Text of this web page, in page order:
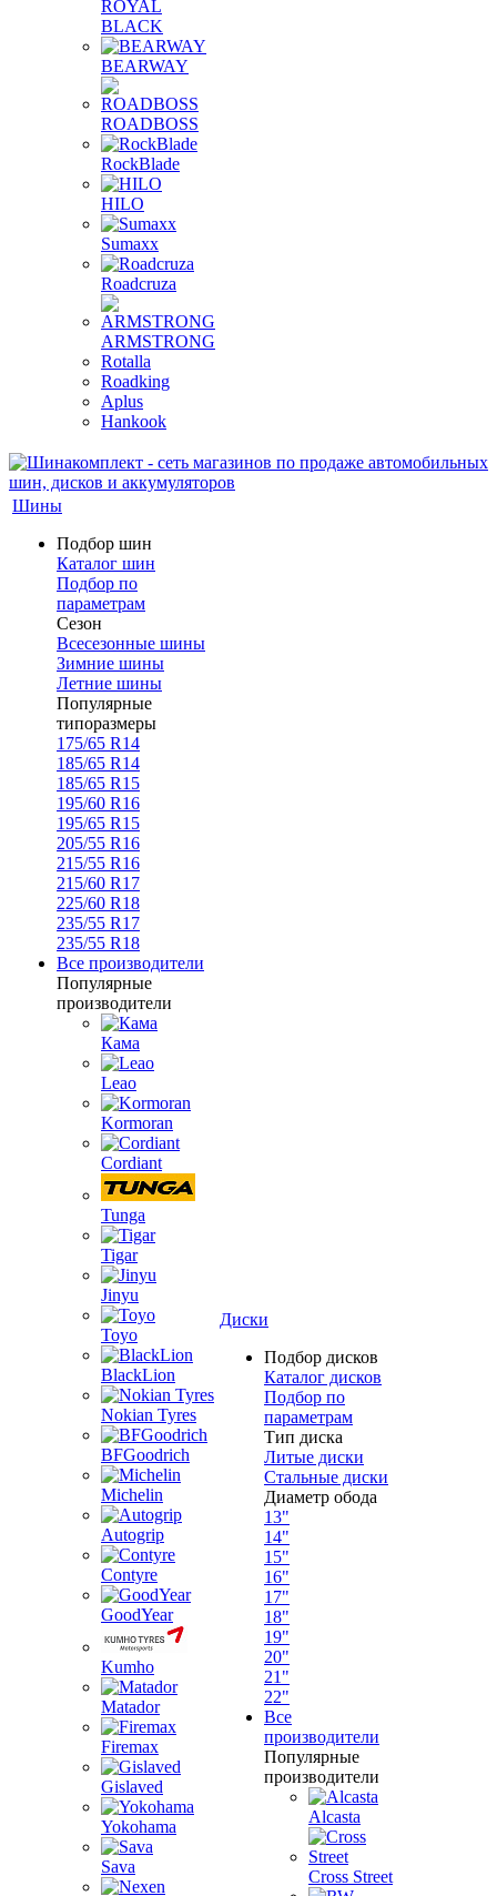
ROYAL
BLACK
BEARWAY
ROADBOSS
RockBlade
HILO
Sumaxx
Roadcruza
ARMSTRONG
Rotalla
Roadking
Aplus
Hankook
Шины
Подбор шин
Каталог шин
Подбор по
параметрам
Сезон
Всесезонные шины
Зимние шины
Летние шины
Популярные
типоразмеры
175/65 R14
185/65 R14
185/65 R15
195/60 R16
195/65 R15
205/55 R16
215/55 R16
215/60 R17
225/60 R18
235/55 R17
235/55 R18
Все производители
Популярные
производители
Кама
Leao
Kormoran
Cordiant
Tunga
Tigar
Jinyu
Toyo
BlackLion
Nokian Tyres
BFGoodrich
Michelin
Autogrip
Contyre
GoodYear
Kumho
Matador
Firemax
Gislaved
Yokohama
Sava
Диски
Подбор дисков
Каталог дисков
Подбор по
параметрам
Тип диска
Литые диски
Стальные диски
Диаметр обода
13"
14"
15"
16"
17"
18"
19"
20"
21"
22"
Все
производители
Популярные
производители
Alcasta
Cross Street